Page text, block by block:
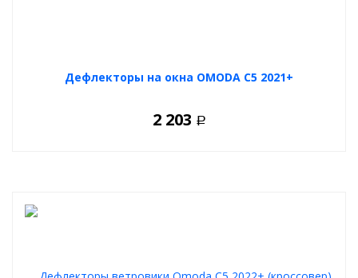
Дефлекторы на окна OMODA C5 2021+
2 203 Р